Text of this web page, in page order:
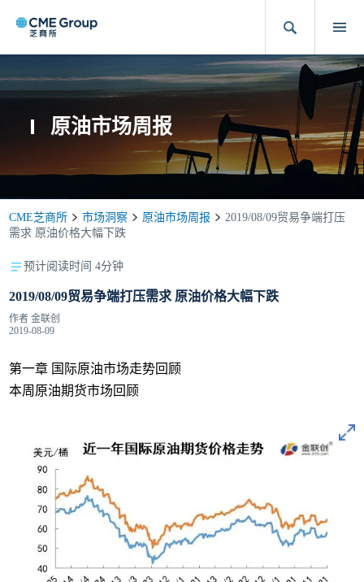
原油市场周报
CME芝商所 市场洞察 原油市场周报
2019/08/09贸易争端打压
需求 原油价格大幅下跌
预计阅读时间 4分钟
2019/08/09贸易争端打压需求 原油价格大幅下跌
作者金联创
2019-08-09
第一章 国际原油市场走势回顾
本周原油期货市场回顾